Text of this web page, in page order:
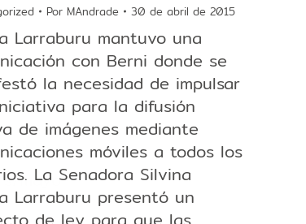
mayo-
Por MAndrade 30 de abril de 2015
Larraburu mantuvo una
con Berni donde se
la necesidad de impulsar
para la difusión
de imágenes mediante
móviles a todos los
La Senadora Silvina
Larraburu presentó un